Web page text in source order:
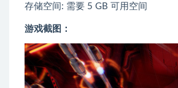
存储空间: 需要 5 GB 可用空间
游戏截图：